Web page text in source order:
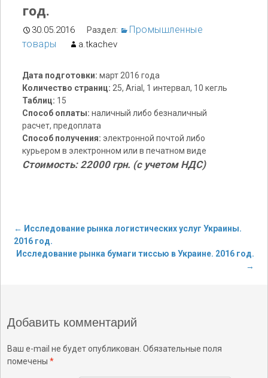
год.
30.05.2016 Раздел:
Промышленные
товары
a.tkachev
Дата подготовки: март 2016 года
Количество страниц: 25, Arial, 1 интервал, 10 кегль
Таблиц: 15
Способ оплаты: наличный либо безналичный
расчет, предоплата
Способ получения: электронной почтой либо
курьером в электронном или в печатном виде
Стоимость: 22000 грн. (с учетом НДС)
Post navigation
← Исследование рынка логистических услуг Украины.
2016 год.
Исследование рынка бумаги тиссью в Украине. 2016 год.
→
Добавить комментарий
Ваш e-mail не будет опубликован. Обязательные поля
помечены*